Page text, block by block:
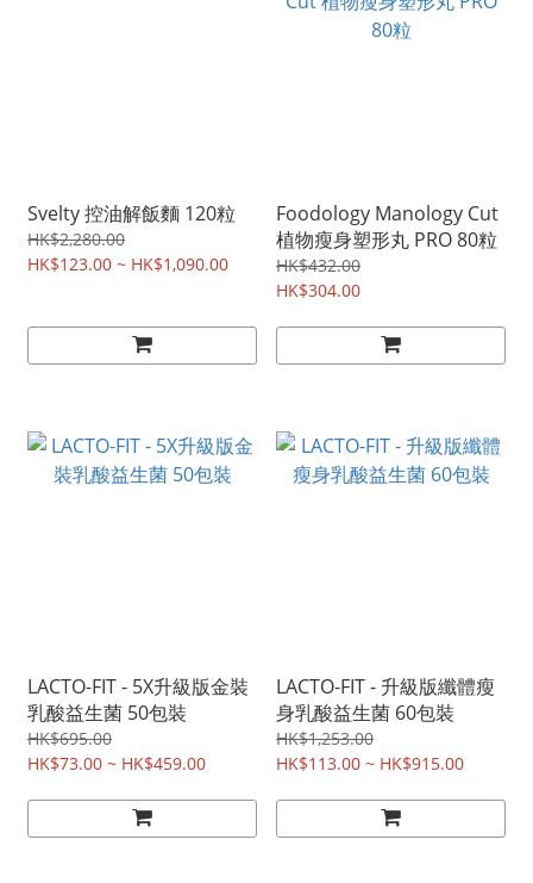
Svelty 控油解飯麵 120粒
HK$2,280.00
HK$123.00 ~ HK$1,090.00
Foodology Manology Cut
植物瘦身塑形丸 PRO 80粒
HK$432.00
HK$304.00
LACTO-FIT - 5X升級版金裝
乳酸益生菌 50包裝
HK$695.00
HK$73.00 ~ HK$459.00
LACTO-FIT - 升級版纖體瘦
身乳酸益生菌 60包裝
HK$1,253.00
HK$113.00 ~ HK$915.00